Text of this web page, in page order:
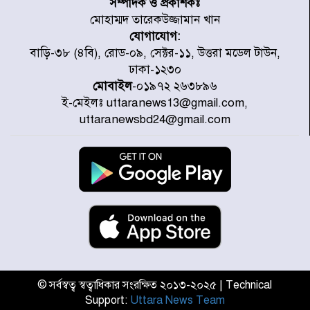
পরিষ্কার-পরিচ্ছন্নতা অভিযান
ডিএমপির অভিযানে ২৪ ঘণ্টায় গ্রেপ্তার
৫০৪, উদ্ধার মাদক-অস্ত্র
সন্দ্বীপের চরে বিপদে পড়া কচ্ছপ উদ্ধার
সাগরে অবমুক্ত
মাতারবাড়ী পৌঁছে নির্ধারিত কর্মসূচিতে
যোগ দিয়েছেন প্রধানমন্ত্রী
জাতীয় সাংবাদিক সংস্থার পিরোজপুর
জেলা কমিটি অনুমোদন
গণঅভ্যুত্থানের তথ্য বিশ্বমিডিয়ায় পৌঁছে
সম্পাদক ও প্রকাশকঃ
মোহাম্মদ তারেকউজ্জামান খান
যোগাযোগ:
বাড়ি-৩৮ (৪বি), রোড-০৯, সেক্টর-১১, উত্তরা মডেল টাউন,
ঢাকা-১২৩০
মোবাইল-০১৯৭২ ২৬৩৮৯৬
ই-মেইলঃ uttaranews13@gmail.com,
uttaranewsbd24@gmail.com
© সর্বস্বত্ব স্বত্বাধিকার সংরক্ষিত ২০১৩-২০২৫ | Technical
Support: Uttara News Team